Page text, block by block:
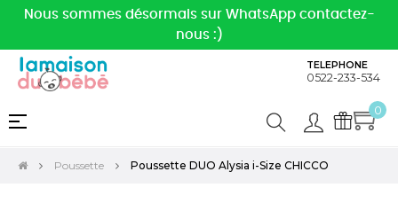
Nous sommes désormais sur WhatsApp contactez-
nous :)
TELEPHONE
0522-233-534
0
Basculer
navigation
☰
Poussette Poussette DUO Alysia i-Size CHICCO